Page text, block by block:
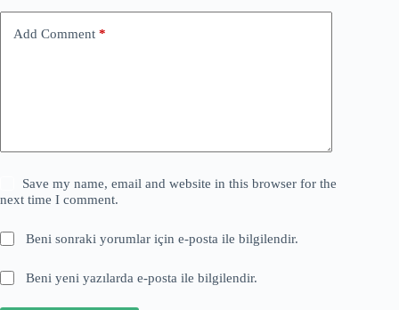
Add Comment *
Save my name, email and website in this browser for the
next time I comment.
Beni sonraki yorumlar için e-posta ile bilgilendir.
Beni yeni yazılarda e-posta ile bilgilendir.